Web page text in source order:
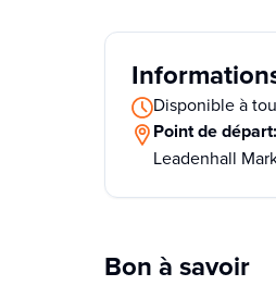
Disponible à
Point de départ:
Leadenhall
Bon à savoir